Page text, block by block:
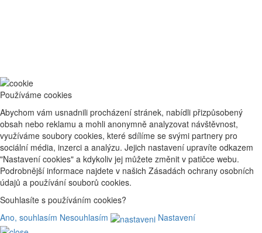
Používáme cookies
Abychom vám usnadnili procházení stránek, nabídli přizpůsobený
obsah nebo reklamu a mohli anonymně analyzovat návštěvnost,
využíváme soubory cookies, které sdílíme se svými partnery pro
sociální média, inzerci a analýzu. Jejich nastavení upravíte odkazem
"Nastavení cookies" a kdykoliv jej můžete změnit v patičce webu.
Podrobnější informace najdete v našich Zásadách ochrany osobních
údajů a používání souborů cookies.
Souhlasíte s používáním cookies?
Ano, souhlasím Nesouhlasím Nastavení